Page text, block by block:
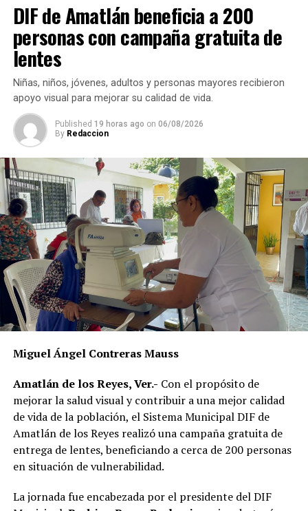
Asimismo, anuncia que ese día autoridades comunitarias
realizarán recorridos para fotografiar a los perros que
permanezcan en las calles, solicitar información a
vecinos para identificar a sus dueños y, posteriormente,
citarlos al palacio de la comunidad, donde incluso
podrían hacerse acreedores a una multa.
La publicación provocó críticas entre pobladores,
quienes consideran que la Agencia Municipal podría
estar excediendo sus atribuciones al anunciar posibles
sanciones sin precisar el fundamento jurídico que las
presunto abuso de autoridad.
Si bien especialistas y organizaciones dedicadas al
bienestar animal coinciden en que los propietarios
tienen la obligación de impedir que sus mascotas
deambulen libremente por la vía pública, también
advierten que ello no significa mantenerlas
permanentemente amarradas.
La Ley de Protección a los Animales para el Estado de
DIF de Amatlán beneficia a 200
personas con campaña gratuita de
lentes
Niñas, niños, jóvenes, adultos y personas mayores recibieron
apoyo visual para mejorar su calidad de vida.
Published 19 horas ago on 06/08/2026
By Redaccion
Miguel Ángel Contreras Mauss
Amatlán de los Reyes, Ver.- Con el propósito de
mejorar la salud visual y contribuir a una mejor calidad
de vida de la población, el Sistema Municipal DIF de
Amatlán de los Reyes realizó una campaña gratuita de
entrega de lentes, beneficiando a cerca de 200 personas
en situación de vulnerabilidad.
La jornada fue encabezada por el presidente del DIF